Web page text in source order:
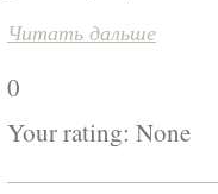
Читать дальше
0
Your rating: None